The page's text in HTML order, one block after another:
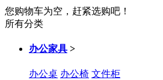
您购物车为空，赶紧选购吧！
所有分类
办公家具 >
办公桌 办公椅 文件柜